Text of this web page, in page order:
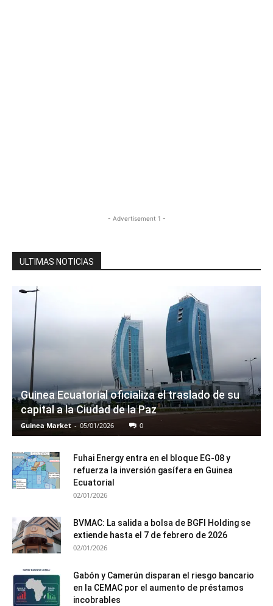
- Advertisement 1 -
ULTIMAS NOTICIAS
Guinea Ecuatorial oficializa el traslado de su
capital a la Ciudad de la Paz
Guinea Market - 05/01/2026 0
Fuhai Energy entra en el bloque EG-08 y
refuerza la inversión gasífera en Guinea
Ecuatorial
02/01/2026
BVMAC: La salida a bolsa de BGFI Holding se
extiende hasta el 7 de febrero de 2026
02/01/2026
Gabón y Camerún disparan el riesgo bancario
en la CEMAC por el aumento de préstamos
incobrables